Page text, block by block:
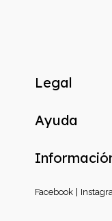
Legal
Ayuda
Facebook